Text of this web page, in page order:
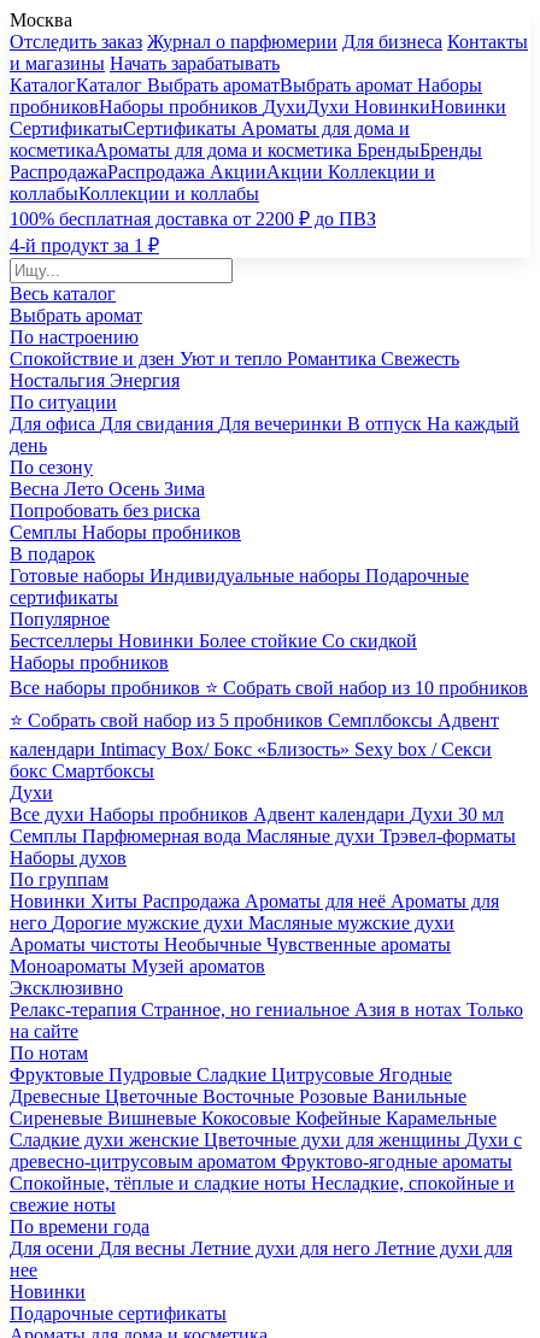
Москва
Отследить заказ Журнал о парфюмерии Для бизнеса Контакты
и магазины Начать зарабатывать
КаталогКаталог Выбрать ароматВыбрать аромат Наборы
пробниковНаборы пробников ДухиДухи НовинкиНовинки
СертификатыСертификаты Ароматы для дома и
косметикаАроматы для дома и косметика БрендыБренды
РаспродажаРаспродажа АкцииАкции Коллекции и
коллабыКоллекции и коллабы
100% бесплатная доставка от 2200 ₽ до ПВЗ
4-й продукт за 1 ₽
Весь каталог
Выбрать аромат
По настроению
Спокойствие и дзен Уют и тепло Романтика Свежесть
Ностальгия Энергия
По ситуации
Для офиса Для свидания Для вечеринки В отпуск На каждый
день
По сезону
Весна Лето Осень Зима
Попробовать без риска
Семплы Наборы пробников
В подарок
Готовые наборы Индивидуальные наборы Подарочные
сертификаты
Популярное
Бестселлеры Новинки Более стойкие Со скидкой
Наборы пробников
Все наборы пробников ⭐ Собрать свой набор из 10 пробников
⭐ Собрать свой набор из 5 пробников Семплбоксы Адвент
календари Intimacy Box/ Бокс «Близость» Sexy box / Секси
бокс Смартбоксы
Духи
Все духи Наборы пробников Адвент календари Духи 30 мл
Семплы Парфюмерная вода Масляные духи Трэвел-форматы
Наборы духов
По группам
Новинки Хиты Распродажа Ароматы для неё Ароматы для
него Дорогие мужские духи Масляные мужские духи
Ароматы чистоты Необычные Чувственные ароматы
Моноароматы Музей ароматов
Эксклюзивно
Релакс-терапия Странное, но гениальное Азия в нотах Только
на сайте
По нотам
Фруктовые Пудровые Сладкие Цитрусовые Ягодные
Древесные Цветочные Восточные Розовые Ванильные
Сиреневые Вишневые Кокосовые Кофейные Карамельные
Сладкие духи женские Цветочные духи для женщины Духи с
древесно-цитрусовым ароматом Фруктово-ягодные ароматы
Спокойные, тёплые и сладкие ноты Несладкие, спокойные и
свежие ноты
По времени года
Для осени Для весны Летние духи для него Летние духи для
нее
Новинки
Подарочные сертификаты